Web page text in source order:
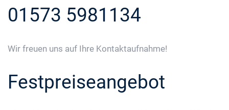
01573 5981134
Wir freuen uns auf Ihre Kontaktaufnahme!
Festpreiseangebot